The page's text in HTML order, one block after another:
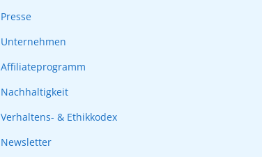
Presse
Unternehmen
Affiliateprogramm
Nachhaltigkeit
Verhaltens- & Ethikkodex
Newsletter